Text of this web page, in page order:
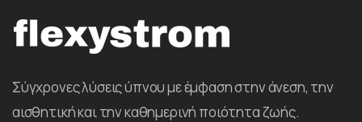
Σύγχρονες λύσεις ύπνου με έμφαση στην άνεση, την
αισθητική και την καθημερινή ποιότητα ζωής.